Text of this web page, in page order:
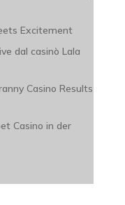
Excitement
dal casinò Lala
Casino Results
Casino in der